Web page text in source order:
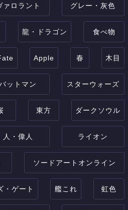
ァロラント グレー・灰色
龍・ドラゴン 食べ物
Apple 春 木目
ットマン スターウォーズ
東方 ダークソウル
人・偉人 ライオン
ソードアートオンライン
・ゲート 艦これ 虹色